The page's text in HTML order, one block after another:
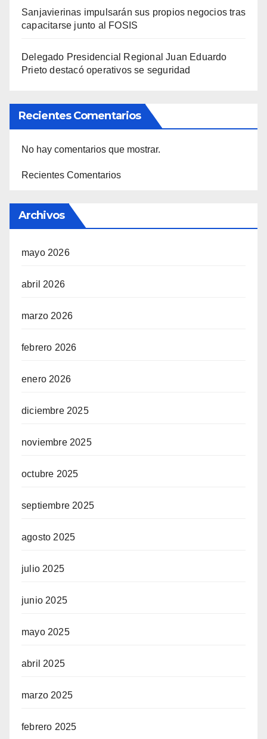
Sanjavierinas impulsarán sus propios negocios tras
capacitarse junto al FOSIS
Delegado Presidencial Regional Juan Eduardo
Prieto destacó operativos se seguridad
Recientes Comentarios
No hay comentarios que mostrar.
Recientes Comentarios
Archivos
mayo 2026
abril 2026
marzo 2026
febrero 2026
enero 2026
diciembre 2025
noviembre 2025
octubre 2025
septiembre 2025
agosto 2025
julio 2025
junio 2025
mayo 2025
abril 2025
marzo 2025
febrero 2025